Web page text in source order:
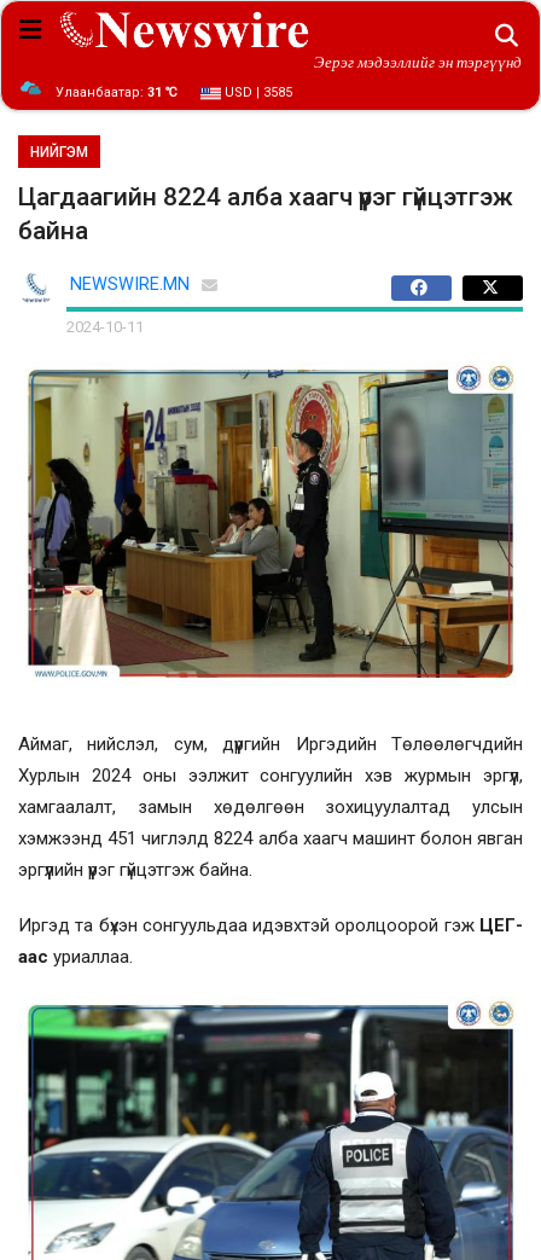
Эерэг мэдээллийг эн тэргүүнд
Улаанбаатар: 31 ℃ USD | 3585
НИЙГЭМ
Цагдаагийн 8224 алба хаагч үүрэг гүйцэтгэж
байна
NEWSWIRE.MN
2024-10-11
Аймаг, нийслэл, сум, дүүргийн Иргэдийн Төлөөлөгчдийн
Хурлын 2024 оны ээлжит сонгуулийн хэв журмын эргүүл,
хамгаалалт, замын хөдөлгөөн зохицуулалтад улсын
хэмжээнд 451 чиглэлд 8224 алба хаагч машинт болон явган
эргүүлийн үүрэг гүйцэтгэж байна.
Иргэд та бүхэн сонгуульдаа идэвхтэй оролцоорой гэж ЦЕГ-
аас уриаллаа.